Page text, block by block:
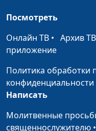
Душа тоскует
Песня льется
Два крыла
Женщина
Посмотреть
Онлайн ТВ • Архив
приложение
Политика обработки
конфиденциальности
Написать
Молитвенные
священнослужителю •